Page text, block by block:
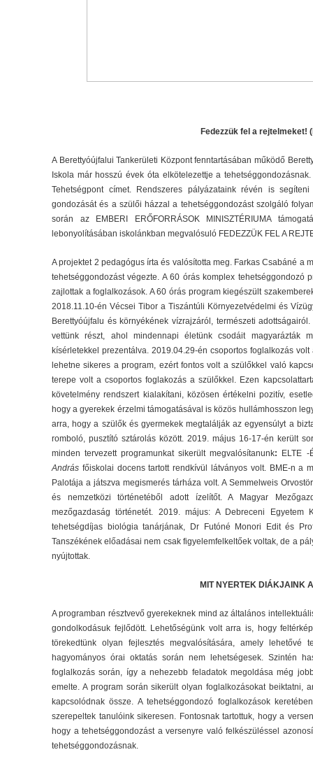
Fedezzük fel a rejtelmeket!
A Berettyóújfalui Tankerületi Központ fenntartásában működő
Iskola már hosszú évek óta elkötelezettje a
Tehetségpont címet. Rendszeres pályázataink révén is
gondozását és a szülői házzal a tehetséggondozást szolgáló
során az EMBERI ERŐFORRÁSOK MINISZTÉRIUMA
lebonyolításában iskolánkban megvalósuló FEDEZZÜK FEL A
A projektet 2 pedagógus írta és valósította meg. Farkas Csabáné a
tehetséggondozást végezte. A 60 órás komplex
zajlottak a foglalkozások. A 60 órás program kiegészült
2018.11.10-én Vécsei Tibor a Tiszántúli Környezetvédelmi és
Berettyóújfalu és környékének vízrajzáról, természeti
vettünk részt, ahol mindennapi életünk csodáit magyarázták
kísérletekkel prezentálva. 2019.04.29-én csoportos foglalkozás
lehetne sikeres a program, ezért fontos volt a szülőkkel való
terepe volt a csoportos foglakozás a szülőkkel. Ezen
követelmény rendszert kialakítani, közösen értékelni pozitív,
hogy a gyerekek érzelmi támogatásával is közös hullámhosszon
arra, hogy a szülők és gyermekek megtalálják az egyensúlyt a
romboló, pusztító sztárolás között. 2019. május 16-17-én került
minden tervezett programunkat sikerült megvalósítanunk:
ELTE -
András főiskolai docens tartott rendkívül látványos volt. BME-n a
Palotája a játszva megismerés tárháza volt. A Semmelweis
és nemzetközi történetéből adott ízelítőt. A Magyar
mezőgazdaság történetét. 2019. május: A Debreceni Egyetem
tehetségdíjas biológia tanárjának, Dr Futóné Monori Edit és
Tanszékének előadásai nem csak figyelemfelkeltőek voltak, de a
nyújtottak.
MIT NYERTEK DIÁKJAINK
A programban résztvevő gyerekeknek mind az általános
gondolkodásuk fejlődött. Lehetőségünk volt arra is, hogy
törekedtünk olyan fejlesztés megvalósítására, amely
hagyományos órai oktatás során nem lehetségesek. Szintén
foglalkozás során, így a nehezebb feladatok megoldása még
emelte. A program során sikerült olyan foglalkozásokat beiktatni,
kapcsolódnak össze. A tehetséggondozó foglalkozások
szerepeltek tanulóink sikeresen. Fontosnak tartottuk, hogy a
hogy a tehetséggondozást a versenyre való felkészüléssel
tehetséggondozásnak.